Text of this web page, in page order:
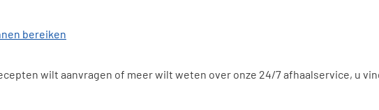
bereiken
wilt aanvragen of meer wilt weten over onze 24/7 afhaalservice, u